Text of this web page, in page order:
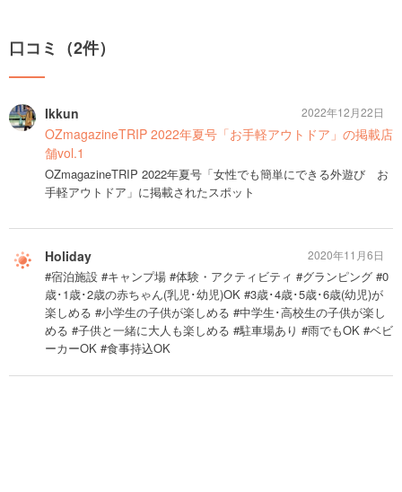
口コミ（2件）
Ikkun
OZmagazineTRIP 2022年夏号「お手軽アウトドア」の掲載店
舗vol.1
OZmagazineTRIP 2022年夏号「女性でも簡単にできる外遊び お
手軽アウトドア」に掲載されたスポット
2022年12月22日
Holiday
#宿泊施設 #キャンプ場 #体験・アクティビティ #グランピング #0
歳･1歳･2歳の赤ちゃん(乳児･幼児)OK #3歳･4歳･5歳･6歳(幼児)が
楽しめる #小学生の子供が楽しめる #中学生･高校生の子供が楽し
める #子供と一緒に大人も楽しめる #駐車場あり #雨でもOK #ベビ
ーカーOK #食事持込OK
2020年11月6日